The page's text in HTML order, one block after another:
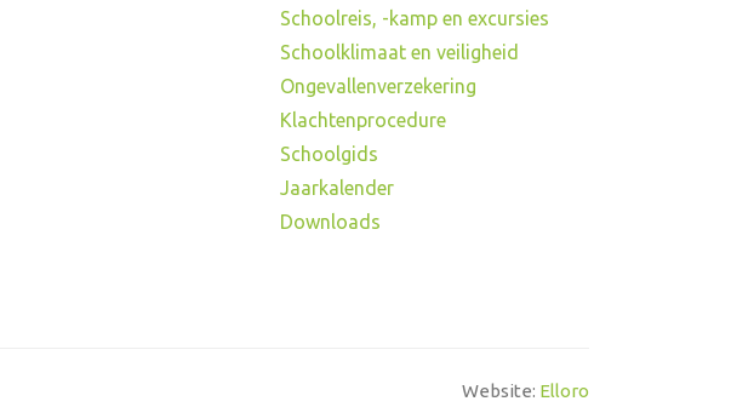
Schoolreis, -kamp en excursies
Schoolklimaat en veiligheid
Ongevallenverzekering
Klachtenprocedure
Schoolgids
Jaarkalender
Downloads
Website: Elloro